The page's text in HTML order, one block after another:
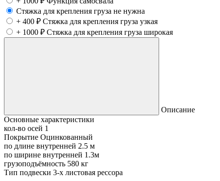
Стяжка для крепления груза не нужна
+ 400 ₽ Стяжка для крепления груза узкая
+ 1000 ₽ Стяжка для крепления груза широкая
Описание
Основные характеристики
кол-во осей 1
Покрытие Оцинкованный
по длине внутренней 2.5 м
по ширине внутренней 1.3м
грузоподъёмность 580 кг
Тип подвески 3-х листовая рессора